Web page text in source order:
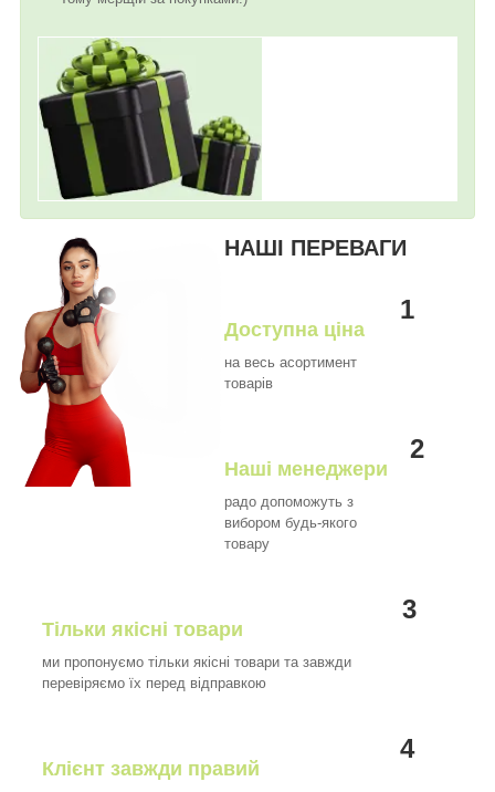
НАШІ ПЕРЕВАГИ
1
Доступна ціна
на весь асортимент
товарів
2
Наші менеджери
радо допоможуть з
вибором будь-якого
товару
3
Тільки якісні товари
ми пропонуємо тільки якісні товари та завжди
перевіряємо їх перед відправкою
4
Клієнт завжди правий